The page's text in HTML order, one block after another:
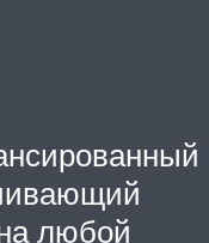
любой